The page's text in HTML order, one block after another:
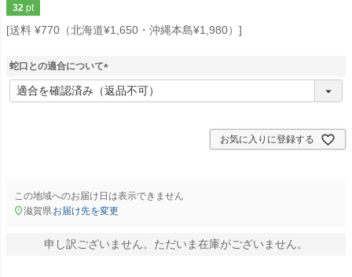
32 pt
送料 ¥770（北海道¥1,650・沖縄本島¥1,980）
蛇口との適合について
(
必
お気に入りに登録する
この地域へのお届け日は表示できません
滋賀県お届け先を変更
申し訳ございません。ただいま在庫がございません。